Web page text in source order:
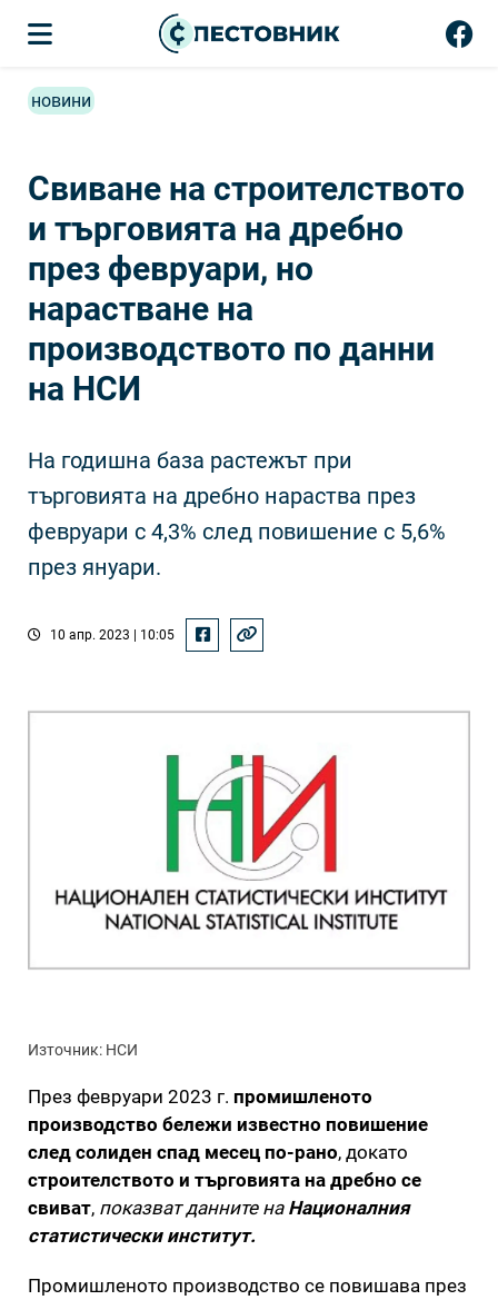
новини
Свиване на строителството
и търговията на дребно
през февруари, но
нарастване на
производството по данни
на НСИ
На годишна база растежът при
търговията на дребно нараства през
февруари с 4,3% след повишение с 5,6%
през януари.
10 апр. 2023 | 10:05
Източник: НСИ
През февруари 2023 г. промишленото
производство бележи известно повишение
след солиден спад месец по-рано, докато
строителството и търговията на дребно се
свиват, показват данните на Националния
статистически институт.
Промишленото производство се повишава през